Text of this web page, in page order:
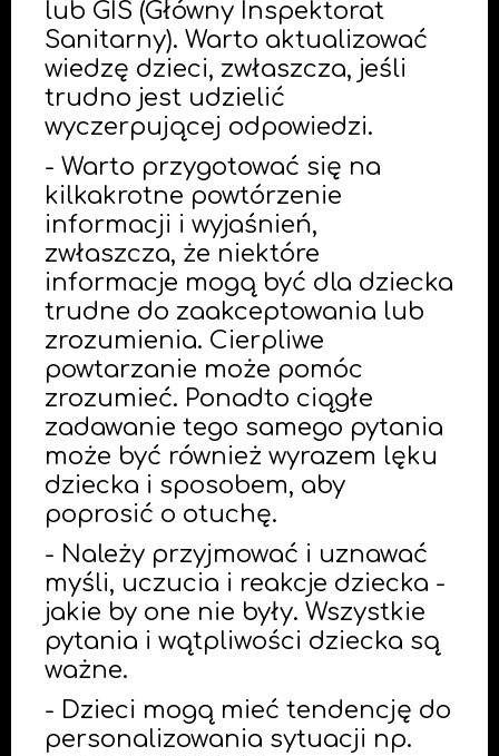
lub GIS (Główny Inspektorat
Sanitarny). Warto aktualizować
wiedzę dzieci, zwłaszcza, jeśli
trudno jest udzielić
wyczerpującej odpowiedzi.
- Warto przygotować się na
kilkakrotne powtórzenie
informacji i wyjaśnień,
zwłaszcza, że niektóre
informacje mogą być dla dziecka
trudne do zaakceptowania lub
zrozumienia. Cierpliwe
powtarzanie może pomóc
zrozumieć. Ponadto ciągłe
zadawanie tego samego pytania
może być również wyrazem lęku
dziecka i sposobem, aby
poprosić o otuchę.
- Należy przyjmować i uznawać
myśli, uczucia i reakcje dziecka -
jakie by one nie były. Wszystkie
pytania i wątpliwości dziecka są
ważne.
- Dzieci mogą mieć tendencję do
personalizowania sytuacji np.